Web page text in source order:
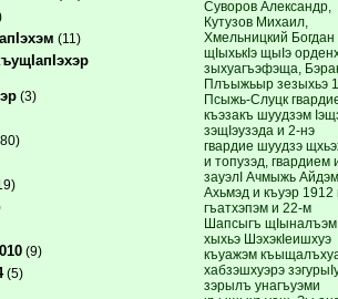
(11)
(3)
(9)
(5)
Суворов Александр,
Кутузов Михаил,
Хмельницкий Богдан
щIыхькIэ щыIэ
зыхуагъэфэща,
Плъыжьыр зезыхьэ
Псыжь-Слуцк
къэзакъ шуудзэм
зэщIэузэда и 2-нэ
гвардие шуудзэ
и топузэд, гвардием
зауэлI Ачмыжь
Ахьмэд и къуэр 1912
гъатхэпэм и 22-м
Шапсыгъ щIыналъэм
хыхьэ ШэхэкIеишхуэ
къуажэм
хабзэшхуэрэ
зэрылъ унагъуэми